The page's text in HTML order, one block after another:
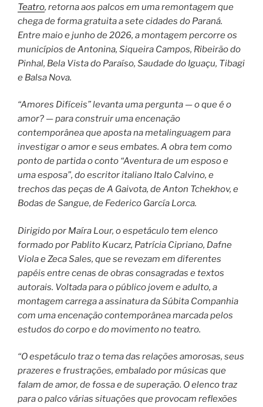
Teatro, retorna aos palcos em uma remontagem que
chega de forma gratuita a sete cidades do Paraná.
Entre maio e junho de 2026, a montagem percorre os
municípios de Antonina, Siqueira Campos, Ribeirão do
Pinhal, Bela Vista do Paraíso, Saudade do Iguaçu, Tibagi
e Balsa Nova.
“Amores Difíceis” levanta uma pergunta — o que é o
amor? — para construir uma encenação
contemporânea que aposta na metalinguagem para
investigar o amor e seus embates. A obra tem como
ponto de partida o conto “Aventura de um esposo e
uma esposa”, do escritor italiano Italo Calvino, e
trechos das peças de A Gaivota, de Anton Tchekhov, e
Bodas de Sangue, de Federico García Lorca.
Dirigido por Maíra Lour, o espetáculo tem elenco
formado por Pablito Kucarz, Patrícia Cipriano, Dafne
Viola e Zeca Sales, que se revezam em diferentes
papéis entre cenas de obras consagradas e textos
autorais. Voltada para o público jovem e adulto, a
montagem carrega a assinatura da Súbita Companhia
com uma encenação contemporânea marcada pelos
estudos do corpo e do movimento no teatro.
“O espetáculo traz o tema das relações amorosas, seus
prazeres e frustrações, embalado por músicas que
falam de amor, de fossa e de superação. O elenco traz
para o palco várias situações que provocam reflexões